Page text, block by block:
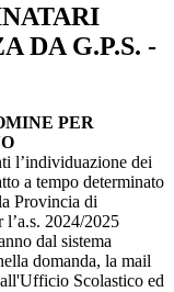
DA G.P.S. -
PER
l’individuazione dei
a tempo determinato
Provincia di
2024/2025
dal sistema
domanda, la mail
Scolastico ed